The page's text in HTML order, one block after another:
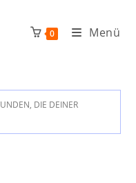
0 Menü
DIE DEINER